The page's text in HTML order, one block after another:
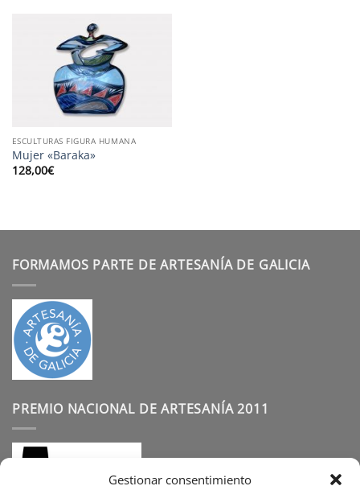
Gestionar consentimiento
ESCULTURAS FIGURA HUMANA
Mujer «Baraka»
128,00€
FORMAMOS PARTE DE ARTESANÍA DE GALICIA
PREMIO NACIONAL DE ARTESANÍA 2011